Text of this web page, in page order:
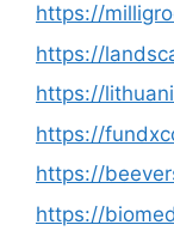
https://
https://
https://
https://
https://
https://